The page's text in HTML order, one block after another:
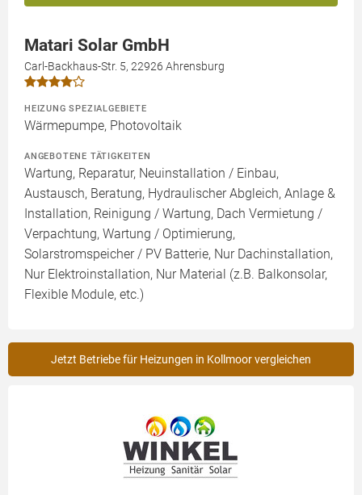
Matari Solar GmbH
Carl-Backhaus-Str. 5, 22926 Ahrensburg
HEIZUNG SPEZIALGEBIETE
Wärmepumpe, Photovoltaik
ANGEBOTENE TÄTIGKEITEN
Wartung, Reparatur, Neuinstallation / Einbau,
Austausch, Beratung, Hydraulischer Abgleich, Anlage &
Installation, Reinigung / Wartung, Dach Vermietung /
Verpachtung, Wartung / Optimierung,
Solarstromspeicher / PV Batterie, Nur Dachinstallation,
Nur Elektroinstallation, Nur Material (z.B. Balkonsolar,
Flexible Module, etc.)
Jetzt Betriebe für Heizungen in Kollmoor vergleichen